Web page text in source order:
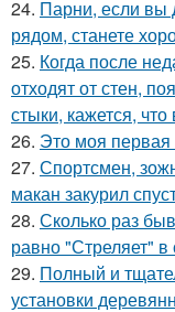
24. Парни, если вы
рядом, станете
25. Когда после
отходят от стен,
стыки, кажется,
26. Это моя
27. Спортсмен,
макан закурил
28. Сколько раз
равно "Стреляет" в
29. Полный и
установки